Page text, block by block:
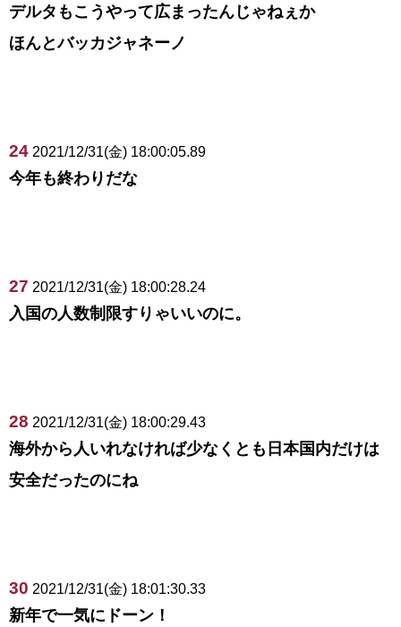
デルタもこうやって広まったんじゃねぇか
ほんとバッカジャネーノ
24 2021/12/31(金) 18:00:05.89
今年も終わりだな
27 2021/12/31(金) 18:00:28.24
入国の人数制限すりゃいいのに。
28 2021/12/31(金) 18:00:29.43
海外から人いれなければ少なくとも日本国内だけは
安全だったのにね
30 2021/12/31(金) 18:01:30.33
新年で一気にドーン！